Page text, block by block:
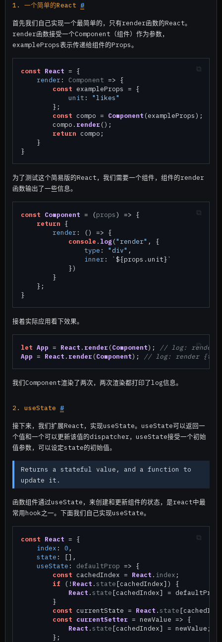
1. 一个简单的React #
首先我们自己实现一个最简单的，只有render函数的React。
render函数接受一个Component（组件）作为参数，
exampleProps表示传递给组件的Props。
const React = {
render: Component => {
const exampleProps = {
unit : "likes"
        };
const compo = Component (exampleProps);
        compo.
render ();
return compo;
    }
为了测试这个简易版的React，我们需要一个组件，组件的render
函数输出了一些信息。
const Component = (props) => {
return {
render: () => {
console . log ("render" , {
type : "div" ,
inner: `${props.unit}`
            })
        }
    };
接着实际应用看下效果。
let App = React . render (Component);
// log: render
App = React . render (Component); // log: render
我们Component渲染了两次，两次渲染都打印了log信息。
2. useState #
接下来，我们扩展React，实现useState。useState可以返回一
个值和一个可以更新该值的dispatcher，useState接受一个初始
值参数，可以设定state的初始值。
Returns a stateful value, and a function to
update it.
函数组件通过useState，来创建和更新组件的状态，是react中最
常用hook之一。下面我们自己实现useState。
const React = {
index : 0 ,
state : [],
useState : defaultProp => {
const cachedIndex = React . index ;
if (! React .state[cachedIndex]) {
React .state[cachedIndex] =
        }
const currentState = React .state
const
currentSetter = newValue => {
React .state[cachedIndex] = newValue;
        };